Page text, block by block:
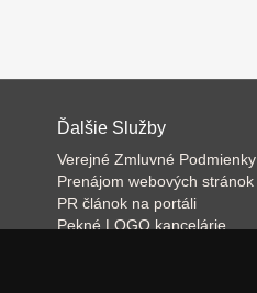
Ďalšie Služby
Verejné Zmluvné Podmienky
Prenájom webových stránok
PR článok na portáli
Pekné LOGO kancelárie